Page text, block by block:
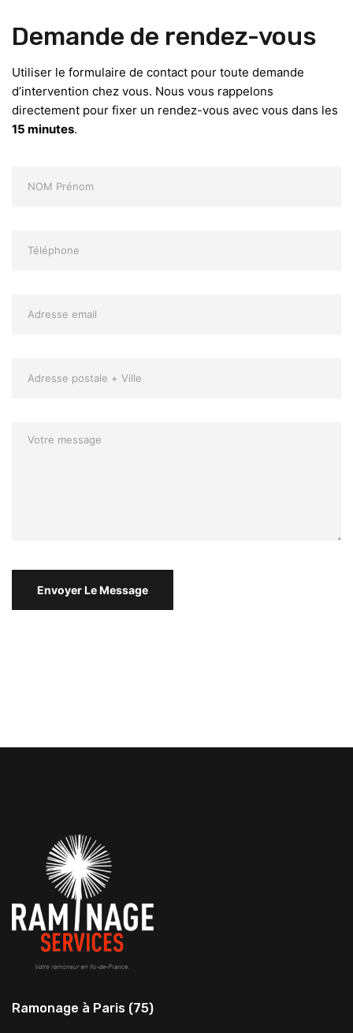
Demande de rendez-vous
Utiliser le formulaire de contact pour toute demande
d’intervention chez vous. Nous vous rappelons
directement pour fixer un rendez-vous avec vous dans les
15 minutes.
Ramonage à Paris (75)